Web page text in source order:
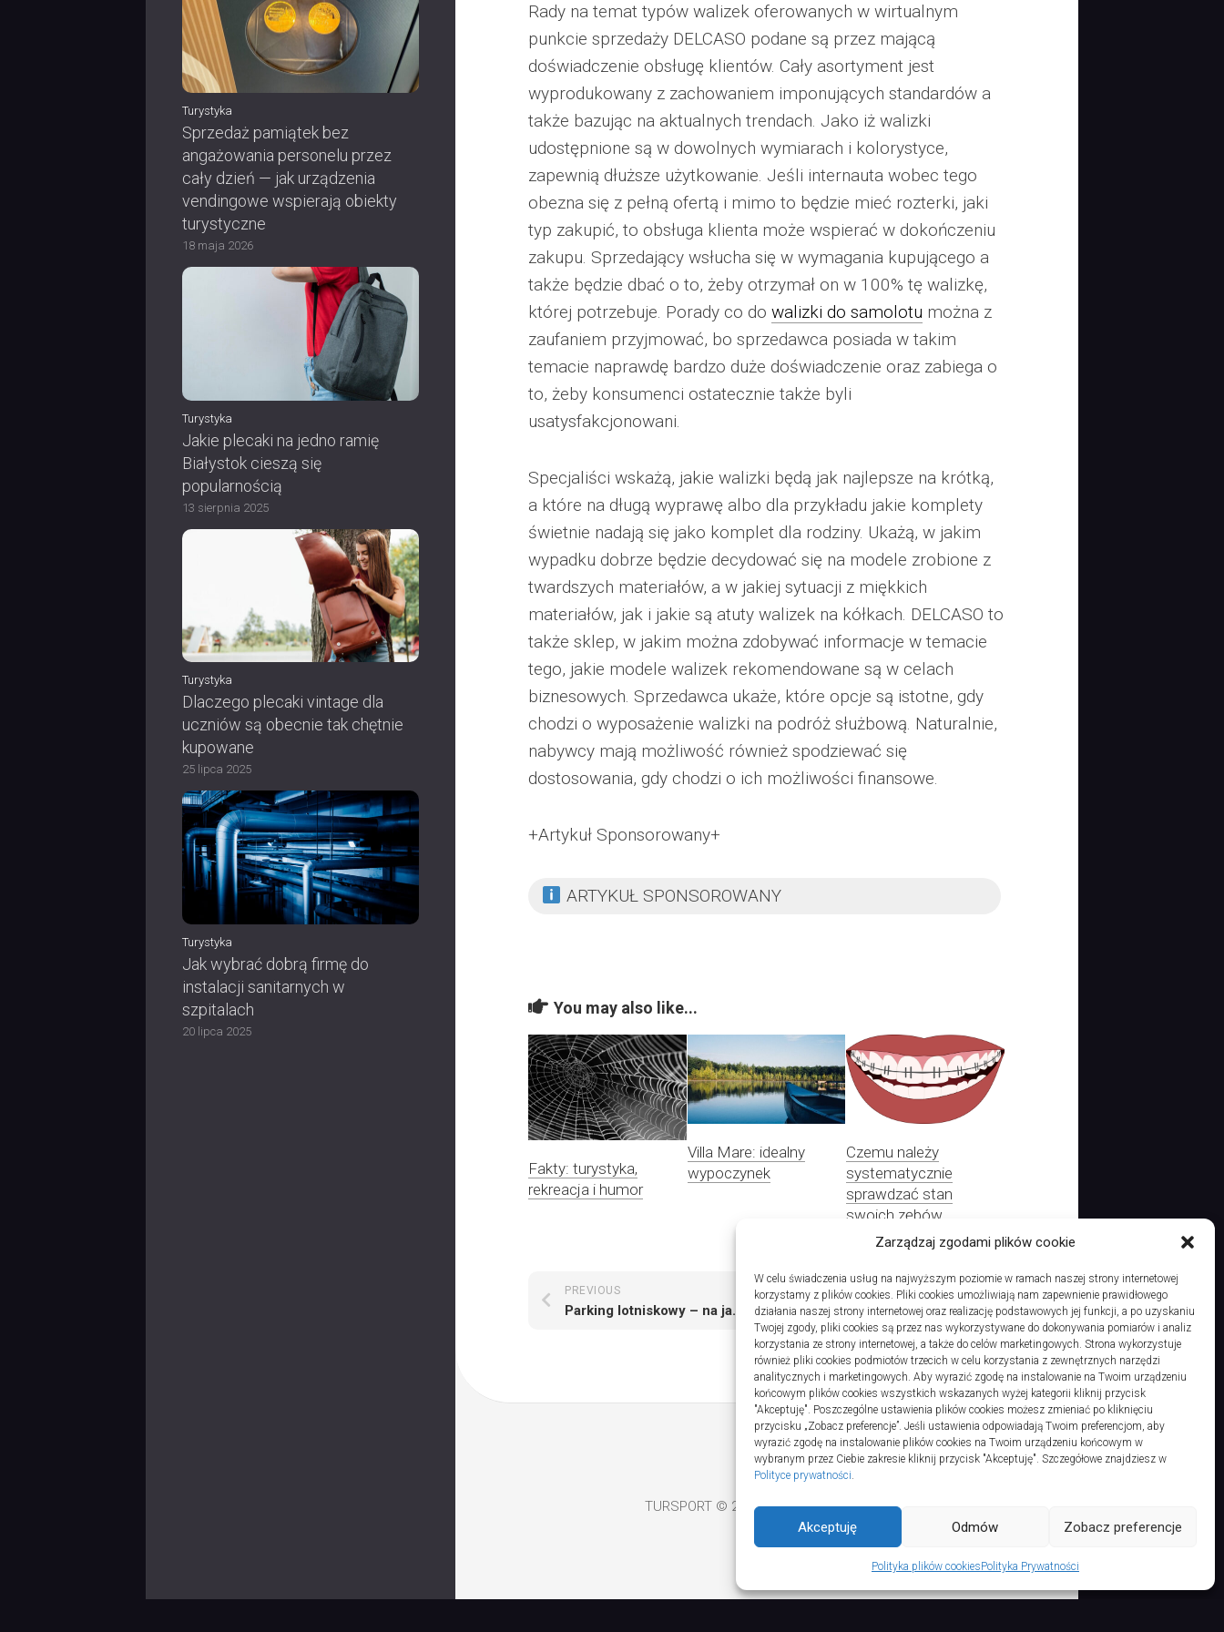
Zarządzaj zgodami plików cookie
W celu świadczenia usług na najwyższym poziomie w ramach naszej strony internetowej
korzystamy z plików cookies. Pliki cookies umożliwiają nam zapewnienie prawidłowego
działania naszej strony internetowej oraz realizację podstawowych jej funkcji, a po uzyskaniu
Twojej zgody, pliki cookies są przez nas wykorzystywane do dokonywania pomiarów i analiz
korzystania ze strony internetowej, a także do celów marketingowych. Strona wykorzystuje
również pliki cookies podmiotów trzecich w celu korzystania z zewnętrznych narzędzi
analitycznych i marketingowych. Aby wyrazić zgodę na instalowanie na Twoim urządzeniu
końcowym plików cookies wszystkich wskazanych wyżej kategorii kliknij przycisk
"Akceptuję". Poszczególne ustawienia plików cookies możesz zmieniać po kliknięciu
przycisku „Zobacz preferencje”. Jeśli ustawienia odpowiadają Twoim preferencjom, aby
wyrazić zgodę na instalowanie plików cookies na Twoim urządzeniu końcowym w
wybranym przez Ciebie zakresie kliknij przycisk "Akceptuję". Szczegółowe znajdziesz w
Polityce prywatności.
Akceptuję Odmów Zobacz preferencje
Polityka plików cookiesPolityka Prywatności
Turystyka
Sprzedaż pamiątek bez
angażowania personelu przez
cały dzień — jak urządzenia
vendingowe wspierają obiekty
turystyczne
18 maja 2026
Turystyka
Jakie plecaki na jedno ramię
Białystok cieszą się
popularnością
13 sierpnia 2025
Turystyka
Dlaczego plecaki vintage dla
uczniów są obecnie tak chętnie
kupowane
25 lipca 2025
Turystyka
Jak wybrać dobrą firmę do
instalacji sanitarnych w
szpitalach
20 lipca 2025
Rady na temat typów walizek oferowanych w wirtualnym
punkcie sprzedaży DELCASO podane są przez mającą
doświadczenie obsługę klientów. Cały asortyment jest
wyprodukowany z zachowaniem imponujących standardów a
także bazując na aktualnych trendach. Jako iż walizki
udostępnione są w dowolnych wymiarach i kolorystyce,
zapewnią dłuższe użytkowanie. Jeśli internauta wobec tego
obezna się z pełną ofertą i mimo to będzie mieć rozterki, jaki
typ zakupić, to obsługa klienta może wspierać w dokończeniu
zakupu. Sprzedający wsłucha się w wymagania kupującego a
także będzie dbać o to, żeby otrzymał on w 100% tę walizkę,
której potrzebuje. Porady co do walizki do samolotu można z
zaufaniem przyjmować, bo sprzedawca posiada w takim
temacie naprawdę bardzo duże doświadczenie oraz zabiega o
to, żeby konsumenci ostatecznie także byli
usatysfakcjonowani.
Specjaliści wskażą, jakie walizki będą jak najlepsze na krótką,
a które na długą wyprawę albo dla przykładu jakie komplety
świetnie nadają się jako komplet dla rodziny. Ukażą, w jakim
wypadku dobrze będzie decydować się na modele zrobione z
twardszych materiałów, a w jakiej sytuacji z miękkich
materiałów, jak i jakie są atuty walizek na kółkach. DELCASO to
także sklep, w jakim można zdobywać informacje w temacie
tego, jakie modele walizek rekomendowane są w celach
biznesowych. Sprzedawca ukaże, które opcje są istotne, gdy
chodzi o wyposażenie walizki na podróż służbową. Naturalnie,
nabywcy mają możliwość również spodziewać się
dostosowania, gdy chodzi o ich możliwości finansowe.
+Artykuł Sponsorowany+
ARTYKUŁ SPONSOROWANY
You may also like...
Fakty: turystyka,
rekreacja i humor
Villa Mare: idealny
wypoczynek
Czemu należy
systematycznie
sprawdzać stan
swoich zębów
NEXT
Wzbudzające zainteresowanie wycieczki o określonej tematyce przygotowane przez Biuro Podróży Magia Podróżowania
PREVIOUS
Parking lotniskowy – na jakie rzeczy zwrócić uwagę przy wyborze
TURSPORT © 2026. All Rights Reserved.